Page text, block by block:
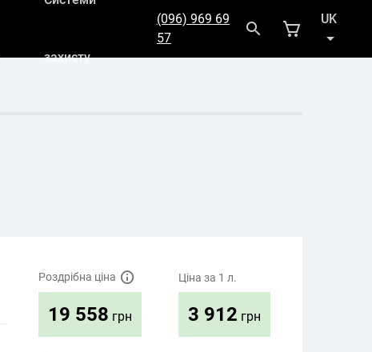
захисту
(096) 969 69
57
UK
RU
Роздрібна ціна
19 558 грн
Ціна за 1 л.
3 912 грн